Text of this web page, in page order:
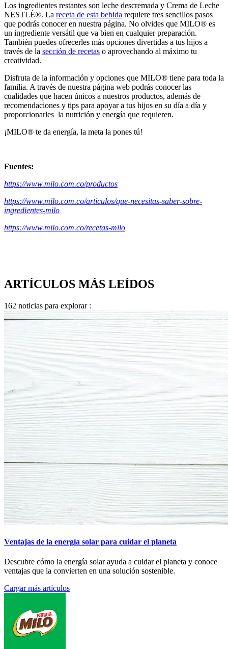
Los ingredientes restantes son leche descremada y Crema de Leche
NESTLÉ®. La receta de esta bebida requiere tres sencillos pasos
que podrás conocer en nuestra página. No olvides que MILO® es
un ingrediente versátil que va bien en cualquier preparación.
También puedes ofrecerles más opciones divertidas a tus hijos a
través de la sección de recetas o aprovechando al máximo tu
creatividad.
Disfruta de la información y opciones que MILO® tiene para toda la
familia. A través de nuestra página web podrás conocer las
cualidades que hacen únicos a nuestros productos, además de
recomendaciones y tips para apoyar a tus hijos en su día a día y
proporcionarles la nutrición y energía que requieren.
¡MILO® te da energía, la meta la pones tú!
Fuentes:
https://www.milo.com.co/productos
https://www.milo.com.co/articulos/que-necesitas-saber-sobre-
ingredientes-milo
https://www.milo.com.co/recetas-milo
ARTÍCULOS MÁS LEÍDOS
162 noticias para explorar :
Ventajas de la energía solar para cuidar el planeta
Descubre cómo la energía solar ayuda a cuidar el planeta y conoce
ventajas que la convierten en una solución sostenible.
Cargar más artículos
Footer